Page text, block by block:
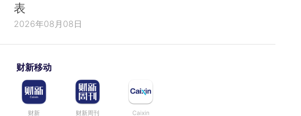
表
2026年08月08日
财新移动
财新 财新周刊 Caixin